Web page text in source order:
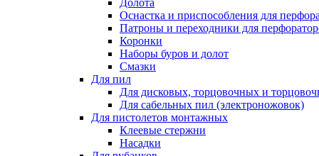
Долота
Оснастка и приспособления для
Патроны и переходники для
Коронки
Наборы буров и долот
Смазки
Для пил
Для дисковых, торцовочных и
Для сабельных пил (электроножовок)
Для пистолетов монтажных
Клеевые стержни
Насадки